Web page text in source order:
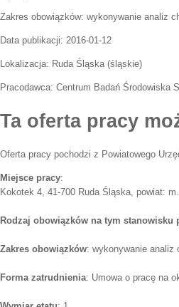
Zakres obowiązków: wykonywanie analiz
Data publikacji: 2016-01-12
Lokalizacja: Ruda Śląska(śląskie)
Pracodawca: Centrum Badań Środowiska
Ta oferta pracy
Oferta pracy pochodzi z Powiatowego
Miejsce pracy:
Kokotek 4, 41-700 Ruda Śląska, powiat:
Rodzaj obowiązków na tym stanowisku
Zakres obowiązków: wykonywanie analiz
Forma zatrudnienia: Umowa o pracę na